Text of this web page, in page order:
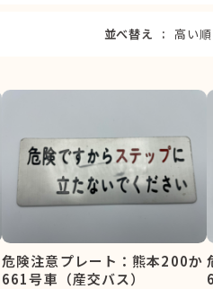
並べ替え 高い順
危険注意プレート：熊本200か
661号車（産交バス）